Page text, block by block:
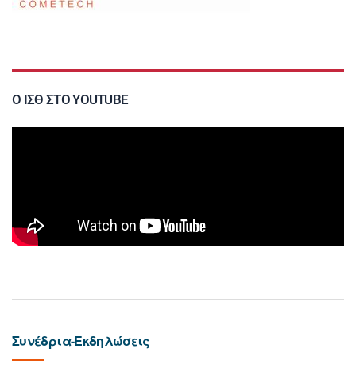
Ο ΙΣΘ ΣΤΟ YOUTUBE
Συνέδρια-Εκδηλώσεις